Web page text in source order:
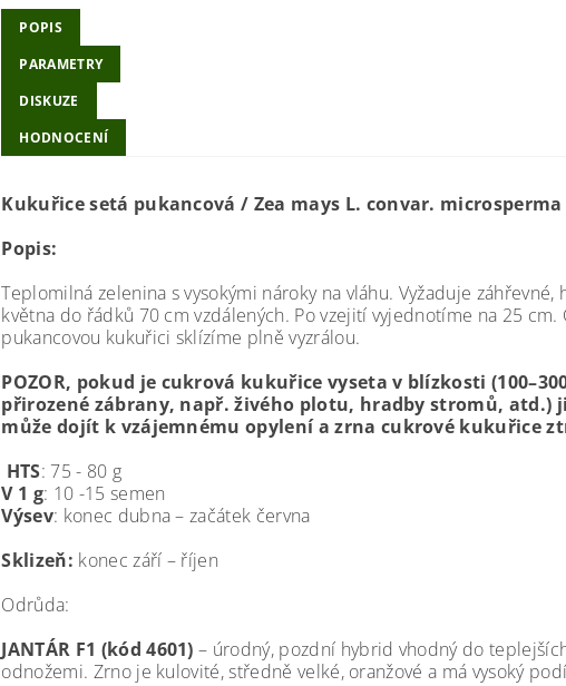
POPIS
PARAMETRY
DISKUZE
HODNOCENÍ
Kukuřice setá pukancová / Zea mays L. convar.
Popis:
Teplomilná zelenina s vysokými nároky na vláhu. Vyžaduje
května do řádků 70 cm vzdálených. Po vzejití vyjednotíme na 25
pukancovou kukuřici sklízíme plně vyzrálou.
POZOR, pokud je cukrová kukuřice vyseta v blízkosti
přirozené zábrany, např. živého plotu, hradby stromů, atd.)
může dojít k vzájemnému opylení a zrna cukrové kukuřice
HTS: 75 - 80 g
V 1 g: 10 -15 semen
Výsev: konec dubna – začátek června
Sklizeň: konec září – říjen
Odrůda:
JANTÁR F1 (kód 4601) – úrodný, pozdní hybrid vhodný do
odnožemi. Zrno je kulovité, středně velké, oranžové a má vysoký